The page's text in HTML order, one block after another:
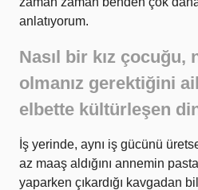
anlatıyorum.
Nasıl bir kız çocuğu,
olmanız gerektiğini
elbette kültürleşen
İş yerinde, aynı iş gücünü
az maaş aldığını annemin
yaparken çıkardığı kavgadan